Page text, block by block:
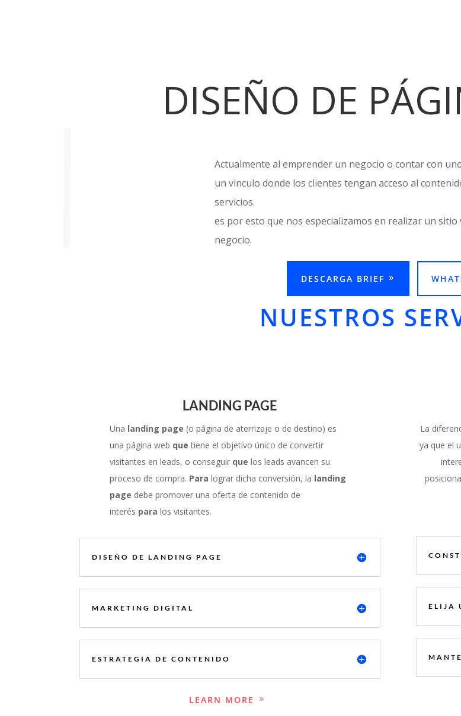
DISEÑO DE
Actualmente al emprender un negocio o contar con
un vinculo donde los clientes tengan acceso al
servicios.
es por esto que nos especializamos en realizar un
negocio.
DESCARGA BRIEF
NUESTROS
LANDING PAGE
Una landing page (o página de aterrizaje o de destino) es
una página web que tiene el objetivo único de convertir
visitantes en leads, o conseguir que los leads avancen su
proceso de compra. Para lograr dicha conversión, la landing
page debe promover una oferta de contenido de
interés para los visitantes.
DISEÑO DE LANDING PAGE
MARKETING DIGITAL
ESTRATEGIA DE CONTENIDO
LEARN MORE
La
ya que el
ELIJA